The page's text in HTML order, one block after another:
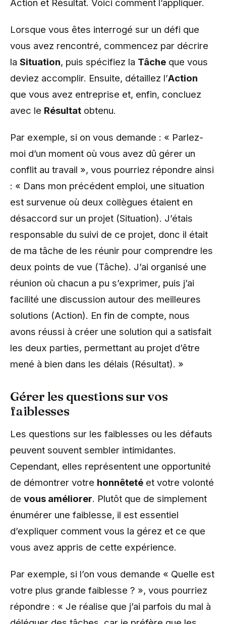
Action et Résultat. Voici comment l’appliquer.
Lorsque vous êtes interrogé sur un défi que
vous avez rencontré, commencez par décrire
la Situation, puis spécifiez la Tâche que vous
deviez accomplir. Ensuite, détaillez l’Action
que vous avez entreprise et, enfin, concluez
avec le Résultat obtenu.
Par exemple, si on vous demande : « Parlez-
moi d’un moment où vous avez dû gérer un
conflit au travail », vous pourriez répondre ainsi
: « Dans mon précédent emploi, une situation
est survenue où deux collègues étaient en
désaccord sur un projet (Situation). J’étais
responsable du suivi de ce projet, donc il était
de ma tâche de les réunir pour comprendre les
deux points de vue (Tâche). J’ai organisé une
réunion où chacun a pu s’exprimer, puis j’ai
facilité une discussion autour des meilleures
solutions (Action). En fin de compte, nous
avons réussi à créer une solution qui a satisfait
les deux parties, permettant au projet d’être
mené à bien dans les délais (Résultat). »
Gérer les questions sur vos
faiblesses
Les questions sur les faiblesses ou les défauts
peuvent souvent sembler intimidantes.
Cependant, elles représentent une opportunité
de démontrer votre honnêteté et votre volonté
de vous améliorer. Plutôt que de simplement
énumérer une faiblesse, il est essentiel
d’expliquer comment vous la gérez et ce que
vous avez appris de cette expérience.
Par exemple, si l’on vous demande « Quelle est
votre plus grande faiblesse ? », vous pourriez
répondre : « Je réalise que j’ai parfois du mal à